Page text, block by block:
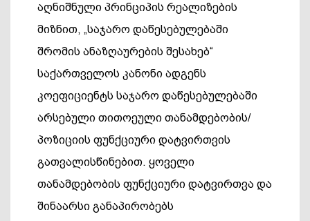
აღნიშნული პრინციპის რეალიზების
მიზნით, „საჯარო დაწესებულებაში
შრომის ანაზღაურების შესახებ“
საქართველოს კანონი ადგენს
კოეფიციენტს საჯარო დაწესებულებაში
არსებული თითოეული თანამდებობის/
პოზიციის ფუნქციური დატვირთვის
გათვალისწინებით. ყოველი
თანამდებობის ფუნქციური დატვირთვა და
შინაარსი განაპირობებს